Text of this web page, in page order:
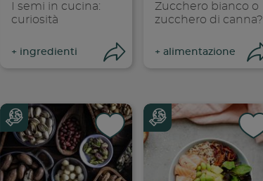
I semi in cucina:
curiosità
+ ingredienti Condividi
Zucchero bianco o
zucchero di canna?
+ alimentazione